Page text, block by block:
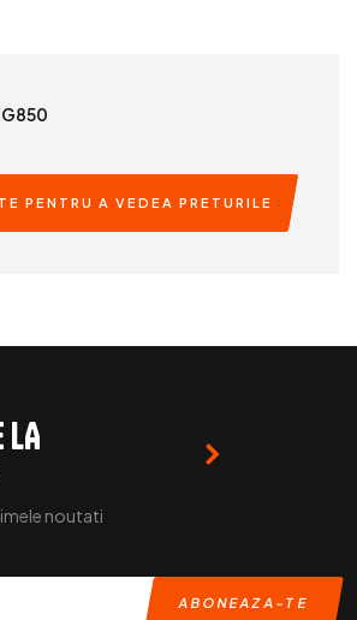
PENTRU A VEDEA PRETURILE
LA
noutati